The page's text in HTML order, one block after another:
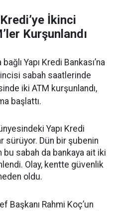
İkinci
Kurşunlandı
Yapı Kredi Bankası’na
sabah saatlerinde
iki ATM kurşunlandı,
başlattı.
Yapı Kredi
sürüyor. Dün bir şubenin
bu sabah da bankaya ait iki
Olay, kentte güvenlik
oldu.
Başkanı Rahmi Koç’un